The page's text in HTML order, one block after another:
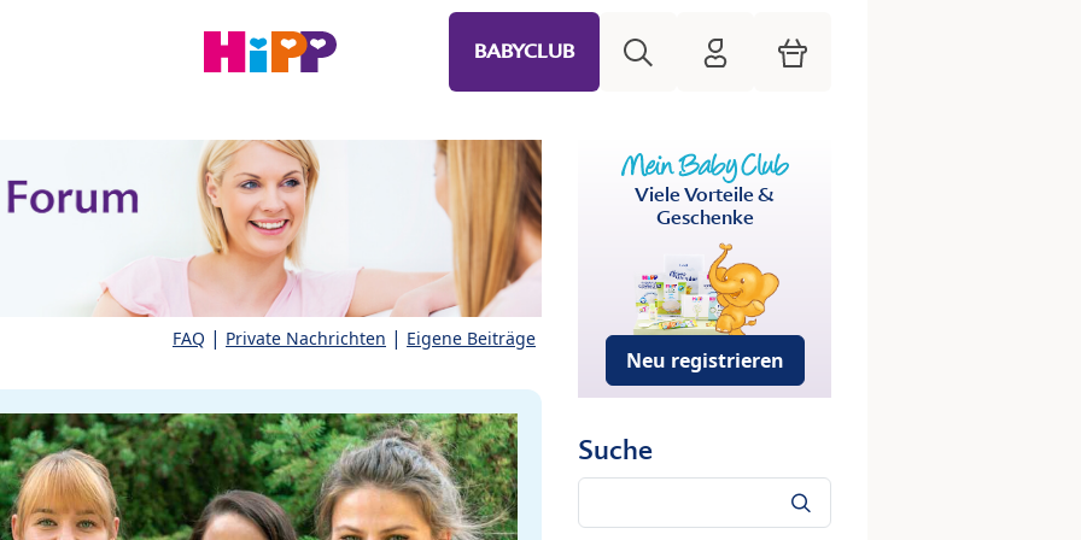
BABYCLUB HiPP Mein Babyclub
Warenkorb
FAQ | Private Nachrichten | Eigene Beiträge
Viele Vorteile &
Geschenke
Neu registrieren
Suche